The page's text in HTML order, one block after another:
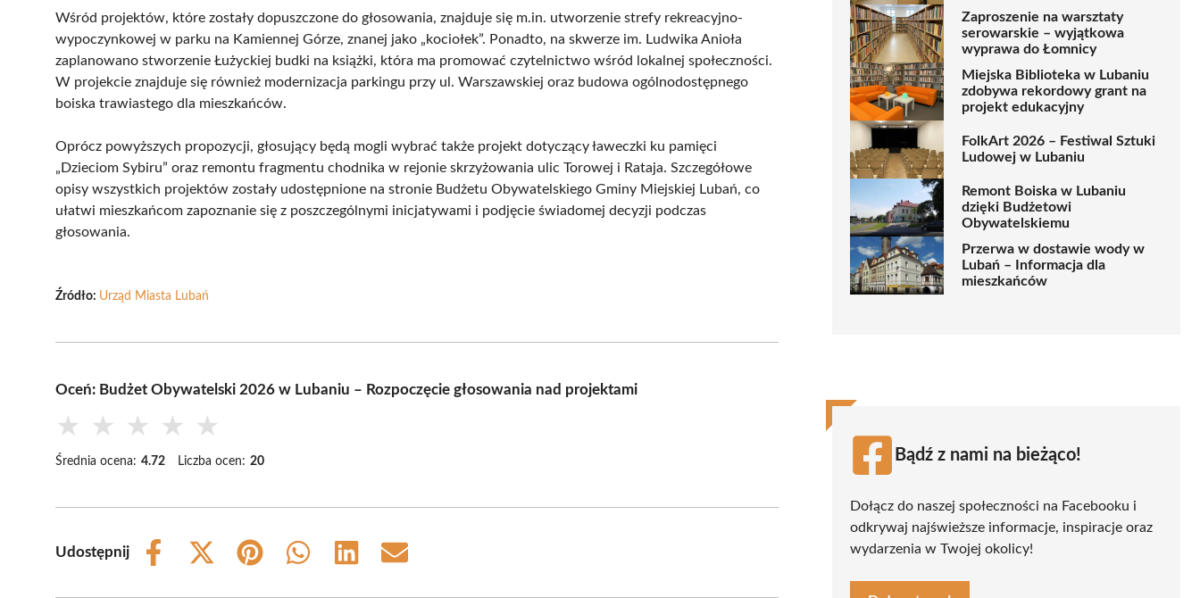
Wśród projektów, które zostały dopuszczone do głosowania, znajduje się m.in. utworzenie strefy rekreacyjno-
wypoczynkowej w parku na Kamiennej Górze, znanej jako „kociołek”. Ponadto, na skwerze im. Ludwika Anioła
zaplanowano stworzenie Łużyckiej budki na książki, która ma promować czytelnictwo wśród lokalnej społeczności.
W projekcie znajduje się również modernizacja parkingu przy ul. Warszawskiej oraz budowa ogólnodostępnego
boiska trawiastego dla mieszkańców.
Oprócz powyższych propozycji, głosujący będą mogli wybrać także projekt dotyczący ławeczki ku pamięci
„Dzieciom Sybiru” oraz remontu fragmentu chodnika w rejonie skrzyżowania ulic Torowej i Rataja. Szczegółowe
opisy wszystkich projektów zostały udostępnione na stronie Budżetu Obywatelskiego Gminy Miejskiej Lubań, co
ułatwi mieszkańcom zapoznanie się z poszczególnymi inicjatywami i podjęcie świadomej decyzji podczas
głosowania.
Źródło: Urząd Miasta Lubań
Oceń: Budżet Obywatelski 2026 w Lubaniu – Rozpoczęcie głosowania nad projektami
★ ★ ★ ★ ★
Średnia ocena: 4.72 Liczba ocen: 20
Udostępnij
Share
Share
Share
Share
Share
Share
Zaproszenie na warsztaty
serowarskie – wyjątkowa
wyprawa do Łomnicy
Miejska Biblioteka w Lubaniu
zdobywa rekordowy grant na
projekt edukacyjny
FolkArt 2026 – Festiwal Sztuki
Ludowej w Lubaniu
Remont Boiska w Lubaniu
dzięki Budżetowi
Obywatelskiemu
Przerwa w dostawie wody w
Lubań – Informacja dla
mieszkańców
Bądź z nami na bieżąco!
Dołącz do naszej społeczności na Facebooku i
odkrywaj najświeższe informacje, inspiracje oraz
wydarzenia w Twojej okolicy!